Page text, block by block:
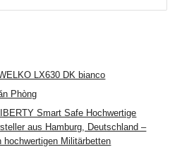
LX630 DK bianco
Phòng
Smart Safe Hochwertige
aus Hamburg, Deutschland –
hochwertigen Militärbetten